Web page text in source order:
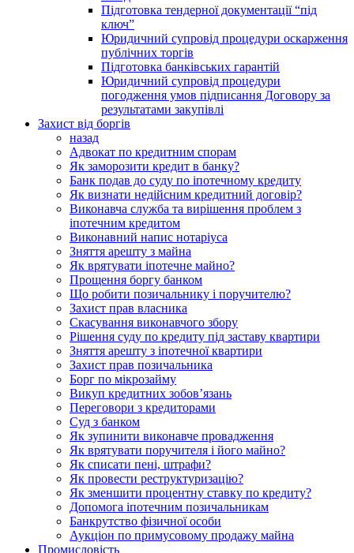
Підготовка тендерної документації “під
ключ”
Юридичний супровід процедури оскарження
публічних торгів
Підготовка банківських гарантій
Юридичний супровід процедури
погодження умов підписання Договору за
результатами закупівлі
Захист від боргів
назад
Адвокат по кредитним спорам
Як заморозити кредит в банку?
Банк подав до суду по іпотечному кредиту
Як визнати недійсним кредитний договір?
Виконавча служба та вирішення проблем з
іпотечним кредитом
Виконавний напис нотаріуса
Зняття арешту з майна
Як врятувати іпотечне майно?
Прощення боргу банком
Що робити позичальнику і поручителю?
Захист прав власника
Скасування виконавчого збору
Рішення суду по кредиту під заставу квартири
Зняття арешту з іпотечної квартири
Захист прав позичальника
Борг по мікрозайму
Викуп кредитних зобов’язань
Переговори з кредиторами
Суд з банком
Як зупинити виконавче провадження
Як врятувати поручителя і його майно?
Як списати пені, штрафи?
Як провести реструктуризацію?
Як зменшити процентну ставку по кредиту?
Допомога іпотечним позичальникам
Банкрутство фізичної особи
Аукціон по примусовому продажу майна
Промисловість